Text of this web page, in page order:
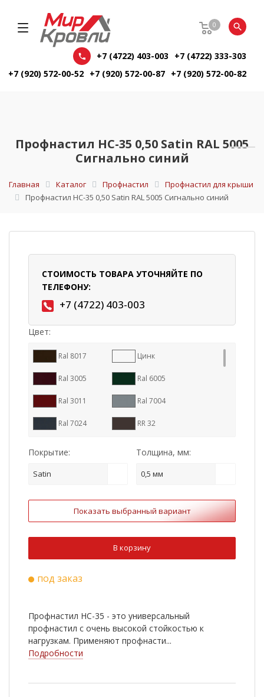
0
+7 (4722) 403-003
+7 (4722) 333-303
+7 (920) 572-00-52 +7 (920) 572-00-87 +7 (920) 572-00-82
Профнастил НС-35 0,50 Satin RAL 5005
Сигнально синий
Главная Каталог Профнастил
Профнастил для крыши
Профнастил НС-35 0,50 Satin RAL 5005 Сигнально синий
СТОИМОСТЬ ТОВАРА УТОЧНЯЙТЕ ПО
ТЕЛЕФОНУ:
+7 (4722) 403-003
Цвет:
Ral 8017 Цинк
Ral 3005 Ral 6005
Ral 3011 Ral 7004
Ral 7024 RR 32
RR 29 Ral 1015
Ral 3009 Ral 5005
Ral 9003 Ral 6020
Ral 8022
Ral 5002 Ral 5021
Ral 6002 Ral 7005
Покрытие:
Satin
Толщина, мм:
0,5 мм
Показать выбранный вариант
В корзину
под заказ
Профнастил НС-35 - это универсальный
профнастил с очень высокой стойкостью к
нагрузкам. Применяют профнасти...
Подробности